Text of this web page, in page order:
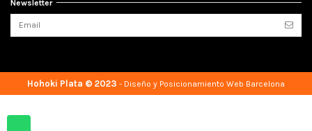
Newsletter
Hohoki Plata © 2023 - Diseño y Posicionamiento Web Barcelona